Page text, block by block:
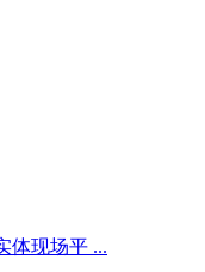
体现场平 ...